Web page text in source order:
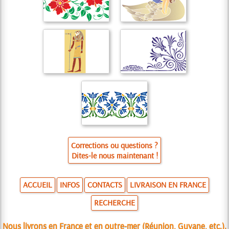
Corrections ou questions ?
Dites-le nous maintenant !
ACCUEIL INFOS CONTACTS
LIVRAISON EN FRANCE
RECHERCHE
Nous livrons en France et en outre-mer (Réunion, Guyane, etc.).